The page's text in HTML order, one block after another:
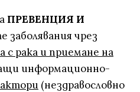
ПРЕВЕНЦИЯ И
заболявания чрез
с рака и приемане на
информационно-
(нездравословно